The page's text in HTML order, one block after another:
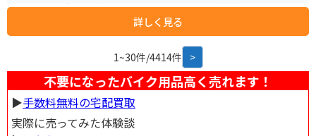
にチャツボミゴケが群生しています。まるで緑の絨毯が広がっているよう
に、神秘的で癒される光景が広がっています。
詳しく見る
1~30件/4414件 >
不要になったバイク用品高く売れます！
▶︎手数料無料の宅配買取
実際に売ってみた体験談